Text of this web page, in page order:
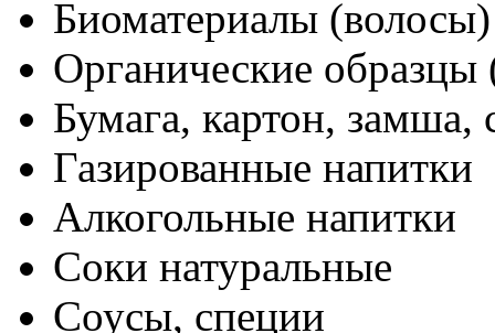
Биоматериалы (волосы)
Органические
Бумага, картон, замша,
Газированные напитки
Алкогольные напитки
Соки натуральные
Соусы, специи